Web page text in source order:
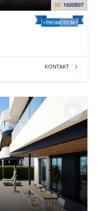
ID: 1600897
KONTAKT